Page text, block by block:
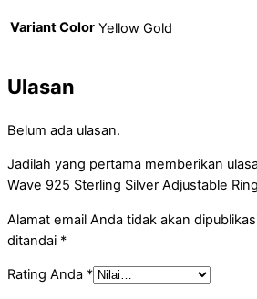
Variant Color Yellow Gold
Ulasan
Belum ada ulasan.
Jadilah yang pertama memberikan
Wave 925 Sterling Silver Adjustable
Alamat email Anda tidak akan
ditandai *
Rating Anda *